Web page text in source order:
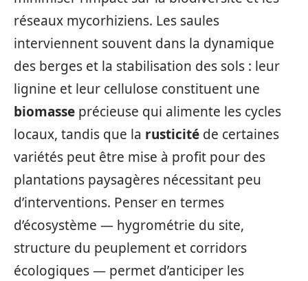
réseaux mycorhiziens. Les saules
interviennent souvent dans la dynamique
des berges et la stabilisation des sols : leur
lignine et leur cellulose constituent une
biomasse précieuse qui alimente les cycles
locaux, tandis que la rusticité de certaines
variétés peut être mise à profit pour des
plantations paysagères nécessitant peu
d’interventions. Penser en termes
d’écosystème — hygrométrie du site,
structure du peuplement et corridors
écologiques — permet d’anticiper les